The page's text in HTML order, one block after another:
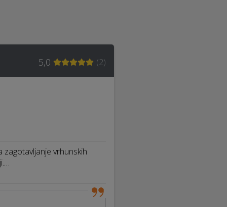
5,0 (2)
vrhunskih